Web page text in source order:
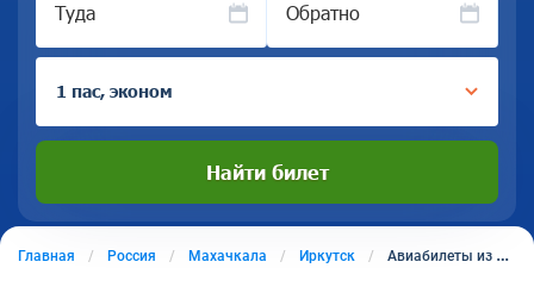
Туда Обратно
1 пас, эконом
Найти билет
Главная Россия Махачкала Иркутск Авиабилеты из Махачкалы в Иркутск